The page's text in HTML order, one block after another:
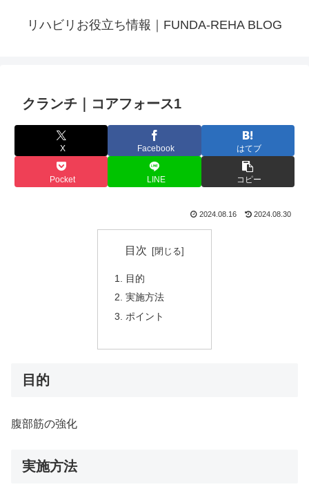
リハビリお役立ち情報｜FUNDA-REHA BLOG
クランチ｜コアフォース1
X Facebook はてブ
Pocket LINE コピー
2024.08.16 2024.08.30
目次
目的
実施方法
ポイント
目的
腹部筋の強化
実施方法